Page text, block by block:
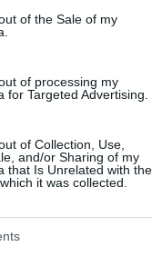
of the Sale of my
of processing my
for Targeted Advertising.
of Collection, Use,
and/or Sharing of my
that Is Unrelated with the
it was collected.
per
Min.
Fiumicino